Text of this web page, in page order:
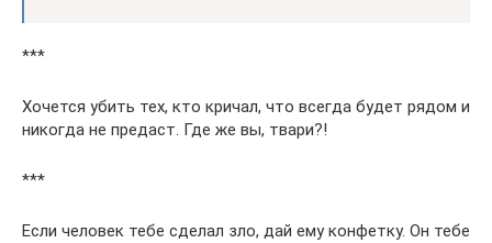
***
Хочется убить тех, кто кричал, что всегда будет рядом и
никогда не предаст. Где же вы, твари?!
***
Если человек тебе сделал зло, дай ему конфетку. Он тебе